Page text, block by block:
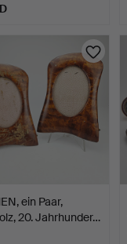
ein Paar,
20. Jahrhunder…